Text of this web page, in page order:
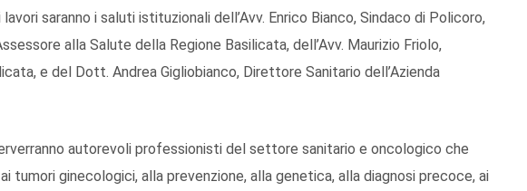
saranno i saluti istituzionali dell’Avv. Enrico Bianco, Sindaco di Policoro,
alla Salute della Regione Basilicata, dell’Avv. Maurizio Friolo,
e del Dott. Andrea Gigliobianco, Direttore Sanitario dell’Azienda
autorevoli professionisti del settore sanitario e oncologico che
tumori ginecologici, alla prevenzione, alla genetica, alla diagnosi precoce, ai